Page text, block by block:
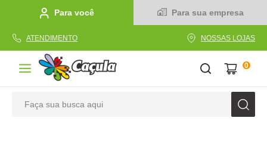
Para você Para sua empresa
ATENDIMENTO NOSSAS LOJAS
0